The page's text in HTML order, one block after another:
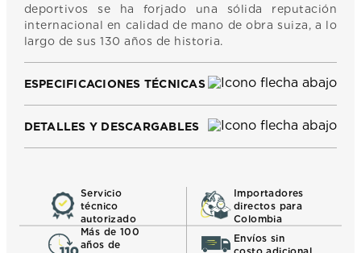
deportivos se ha forjado una sólida reputación
internacional en calidad de mano de obra suiza, a lo
largo de sus 130 años de historia.
ESPECIFICACIONES TÉCNICAS
DETALLES Y DESCARGABLES
Servicio
técnico
autorizado
Importadores
directos para
Colombia
Más de 100
años de
Envíos sin